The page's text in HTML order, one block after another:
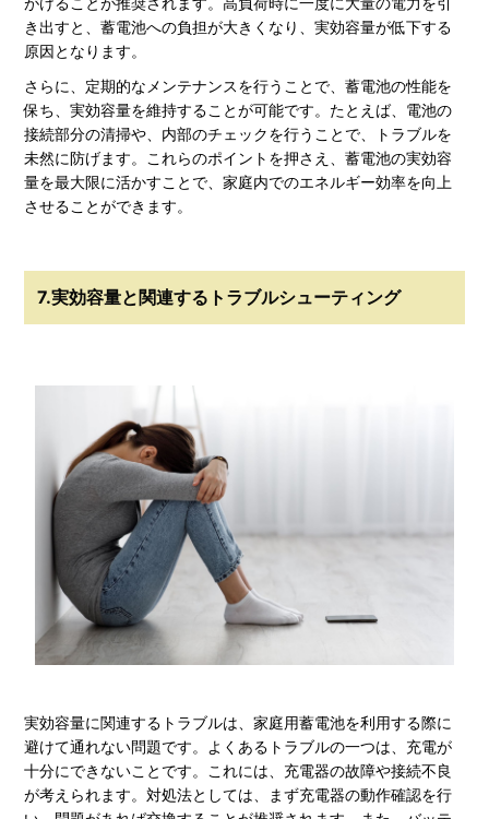
き出すと、蓄電池への負担が大きくなり、実効容量が低下する
原因となります。
さらに、定期的なメンテナンスを行うことで、蓄電池の性能を
保ち、実効容量を維持することが可能です。たとえば、電池の
接続部分の清掃や、内部のチェックを行うことで、トラブルを
未然に防げます。これらのポイントを押さえ、蓄電池の実効容
量を最大限に活かすことで、家庭内でのエネルギー効率を向上
させることができます。
7.実効容量と関連するトラブルシューティング
実効容量に関連するトラブルは、家庭用蓄電池を利用する際に
避けて通れない問題です。よくあるトラブルの一つは、充電が
十分にできないことです。これには、充電器の故障や接続不良
が考えられます。対処法としては、まず充電器の動作確認を行